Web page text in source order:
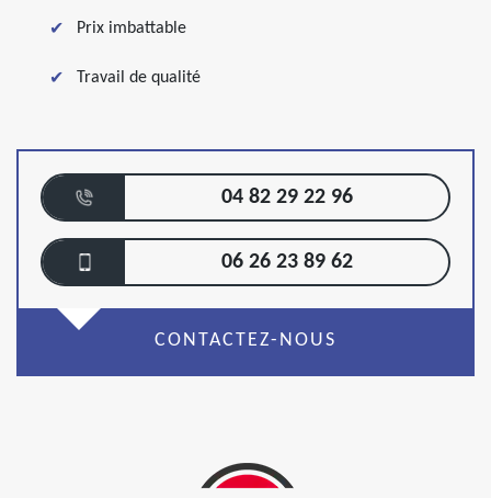
Prix imbattable
Travail de qualité
04 82 29 22 96
06 26 23 89 62
CONTACTEZ-NOUS